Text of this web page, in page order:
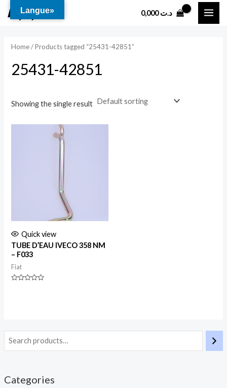
د.ت0,000
Categories
Home/ Products tagged “25431-42851”
25431-42851
Showing the single result
Quick view
TUBE D’EAU IVECO 358 NM
– F033
Fiat
Langue»